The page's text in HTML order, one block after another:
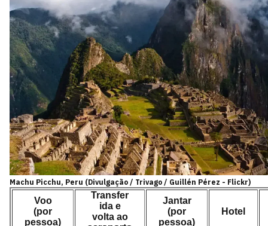
Machu Picchu, Peru (Divulgação / Trivago / Guillén Pérez - Flickr)
Voo
(por
pessoa)
Transfer
ida e
volta ao
Jantar
(por
pessoa)
Hotel